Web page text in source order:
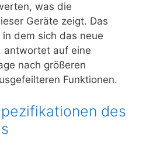
was die
Geräte zeigt. Das
dem sich das neue
antwortet auf eine
nach größeren
Funktionen.
des